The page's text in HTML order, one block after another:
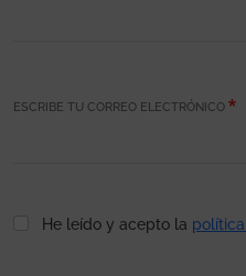
ESCRIBE TU CORREO ELECTRÓNICO
He leído y acepto la